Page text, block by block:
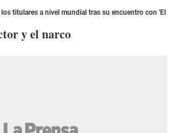
los titulares a nivel mundial tras su encuentro con 'El
y el narco